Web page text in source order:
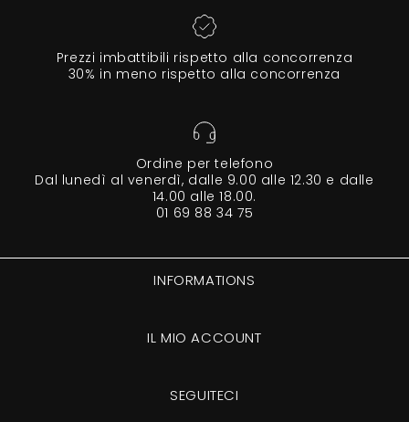
Prezzi imbattibili rispetto alla concorrenza
30% in meno rispetto alla concorrenza
Ordine per telefono
Dal lunedì al venerdì, dalle 9.00 alle 12.30 e dalle
14.00 alle 18.00.
01 69 88 34 75
INFORMATIONS
IL MIO ACCOUNT
SEGUITECI